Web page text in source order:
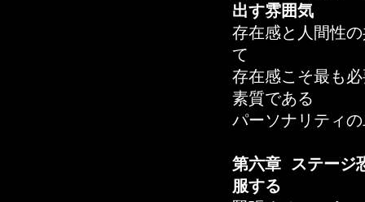
出す雰囲気
存在感と人間性
て
存在感こそ最も
素質である
パーソナリティ
第六章 ステージ
服する